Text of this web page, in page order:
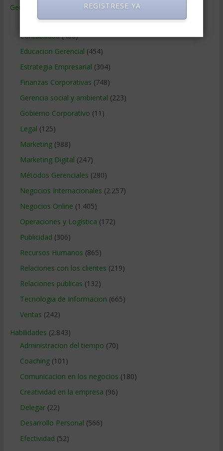
Gerencia
Ciencias Económicas(80)
Contabilidad(466)
Educacion Gerencial (454)
Estrategia Empresarial (304)
Finanzas Corporativas (748)
Gerencia social y ambiental (223)
Gobierno Corporativo (11)
Legal (125)
Marketing(988)
Marketing Digital (247)
Métodos Gerenciales (280)
Negocios Internacionales (2.257)
Negocios Online (1.405)
Operaciones y Logística (172)
Publicidad (306)
Recursos Humanos (865)
Relaciones con los clientes (219)
Relaciones publicas (132)
Tecnologia de Informacion (665)
Ventas (242)
Habilidades (2.843)
Administracion del tiempo (70)
Coaching(101)
Comunicacion en los negocios (180)
Creatividad en la empresa (96)
Delegar(22)
Desarrollo Personal (566)
Efectividad (52)
REGISTRESE YA